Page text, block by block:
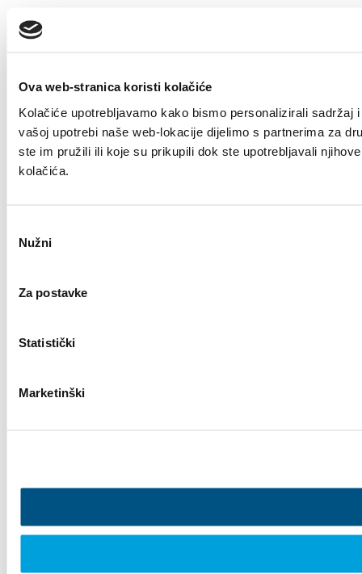
Ova web-stranica koristi kolačiće
Kolačiće upotrebljavamo kako bismo personalizirali
vašoj upotrebi naše web-lokacije dijelimo s partnerima za
ste im pružili ili koje su prikupili dok ste upotrebljavali
kolačića.
pristanka
Nužni
Za postavke
Statistički
Marketinški